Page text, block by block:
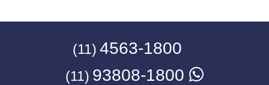
(11) 4563-1800
(11) 93808-1800